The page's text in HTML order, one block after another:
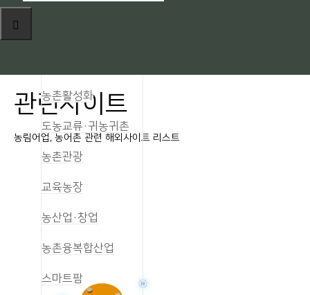
농촌활성화
도농교류·귀농귀촌
농촌관광
교육농장
농산업·창업
농촌융복합산업
스마트팜
관련사이트
관련사이트
농림어업, 농어촌 관련 해외사이트 리스트